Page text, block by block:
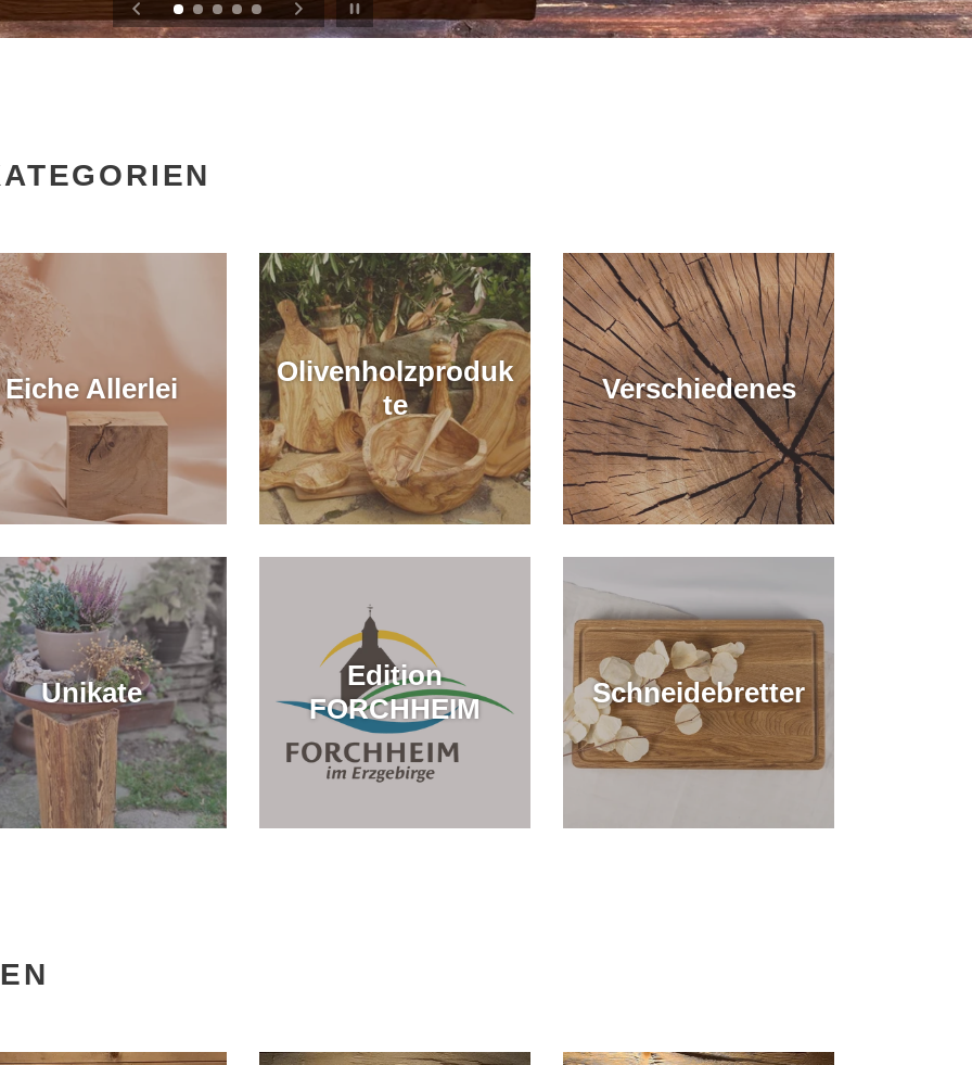
Eiche Allerlei
Olivenholzproduk
te
Verschiedenes
Unikate
Edition
FORCHHEIM
Schneidebretter